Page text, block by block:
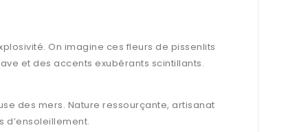
On imagine ces fleurs de pissenlits
et des accents exubérants scintillants.
des mers. Nature ressourçante, artisanat
d’ensoleillement.